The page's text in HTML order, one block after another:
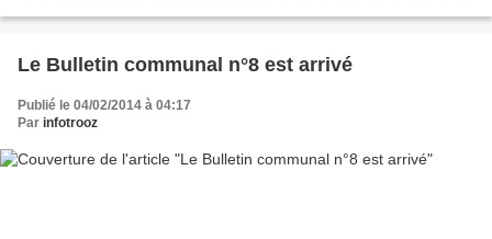
Le Bulletin communal n°8 est arrivé
Publié le 04/02/2014 à 04:17
Par infotrooz